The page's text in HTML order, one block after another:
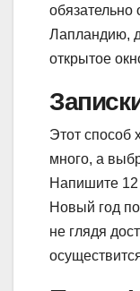
обязательно
Лапландию,
открытое
Этот способ
много, а
Напишите 12
Новый год
не глядя